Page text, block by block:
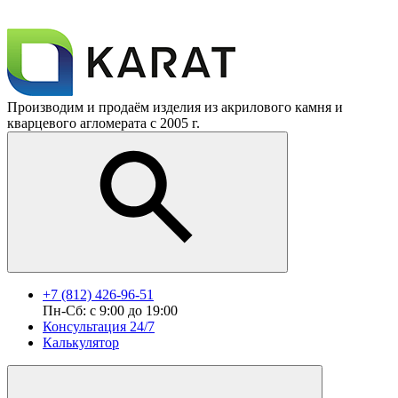
Производим и продаём изделия из акрилового камня и
кварцевого агломерата с 2005 г.
+7 (812) 426-96-51
Пн-Сб: с 9:00 до 19:00
Консультация 24/7
Калькулятор